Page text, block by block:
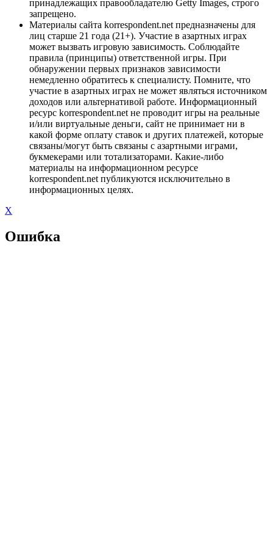
принадлежащих правообладателю Getty Images, строго
запрещено.
Материалы сайта korrespondent.net предназначены для
лиц старше 21 года (21+). Участие в азартных играх
может вызвать игровую зависимость. Соблюдайте
правила (принципы) ответственной игры. При
обнаружении первых признаков зависимости
немедленно обратитесь к специалисту. Помните, что
участие в азартных играх не может являться источником
доходов или альтернативой работе. Информационный
ресурс korrespondent.net не проводит игры на реальные
и/или виртуальные деньги, сайт не принимает ни в
какой форме оплату ставок и других платежей, которые
связаны/могут быть связаны с азартными играми,
букмекерами или тотализаторами. Какие-либо
материалы на информационном ресурсе
korrespondent.net публикуются исключительно в
информационных целях.
X
Ошибка